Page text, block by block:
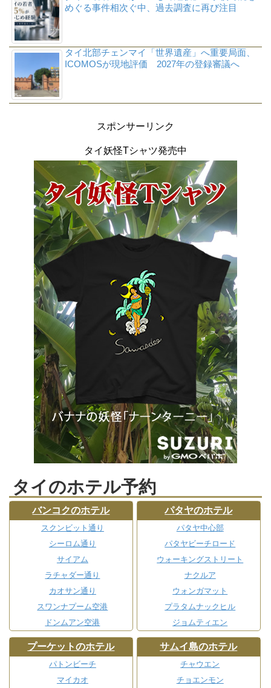
めぐる事件相次ぐ中、過去調査に再び注目
タイ北部チェンマイ「世界遺産」へ重要局面、
ICOMOSが現地評価 2027年の登録審議へ
スポンサーリンク
タイ妖怪Tシャツ発売中
タイのホテル予約
バンコクのホテル
スクンビット通り
シーロム通り
サイアム
ラチャダー通り
カオサン通り
スワンナプーム空港
ドンムアン空港
パタヤのホテル
パタヤ中心部
パタヤビーチロード
ウォーキングストリート
ナクルア
ウォンガマット
プラタムナックヒル
ジョムティエン
プーケットのホテル
パトンビーチ
マイカオ
サムイ島のホテル
チャウエン
チョエンモン